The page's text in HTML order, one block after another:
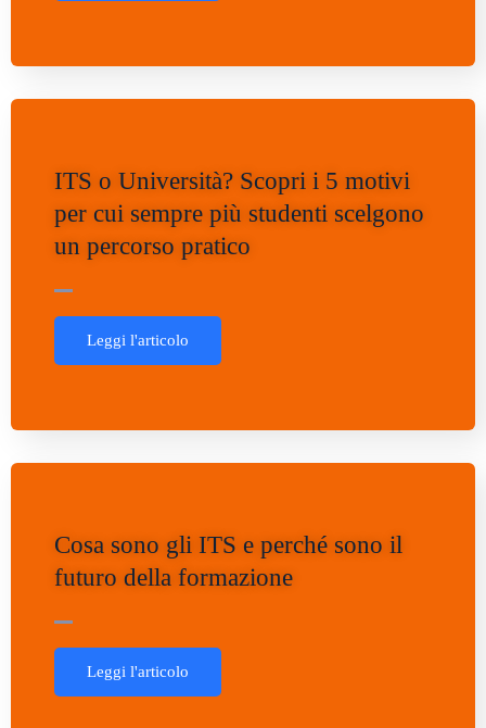
ITS o Università? Scopri i 5 motivi
per cui sempre più studenti scelgono
un percorso pratico
Leggi l'articolo
Cosa sono gli ITS e perché sono il
futuro della formazione
Leggi l'articolo